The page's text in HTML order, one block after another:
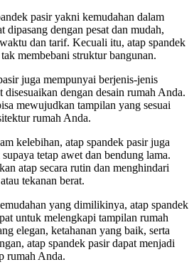
pasir yakni kemudahan dalam
dipasang dengan pesat dan mudah,
dan tarif. Kecuali itu, atap spandek
membebani struktur bangunan.
juga mempunyai berjenis-jenis
dengan desain rumah Anda.
mewujudkan tampilan yang sesuai
rumah Anda.
kelebihan, atap spandek pasir juga
tetap awet dan bendung lama.
atap secara rutin dan menghindari
tekanan berat.
yang dimilikinya, atap spandek
untuk melengkapi tampilan rumah
elegan, ketahanan yang baik, serta
atap spandek pasir dapat menjadi
rumah Anda.